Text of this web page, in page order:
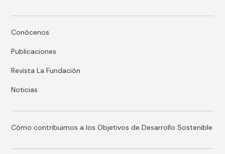
Conócenos
Publicaciones
Revista La Fundación
Noticias
Cómo contribuimos a los Objetivos de Desarrollo Sostenible